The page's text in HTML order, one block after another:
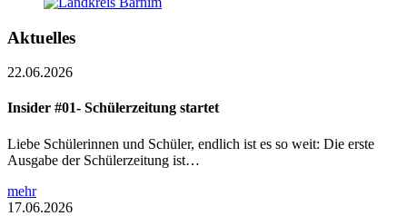
Aktuelles
22.06.2026
Insider #01- Schülerzeitung startet
Liebe Schülerinnen und Schüler, endlich ist es so weit: Die erste
Ausgabe der Schülerzeitung ist…
mehr
17.06.2026